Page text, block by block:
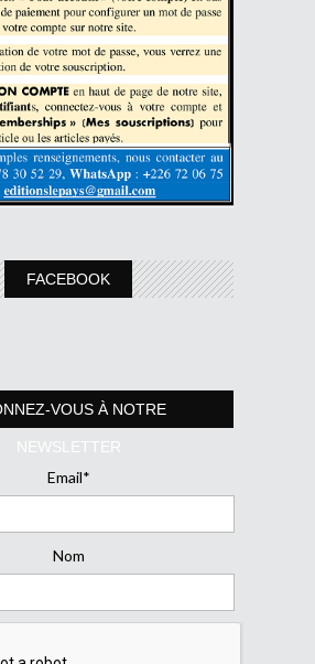
FACEBOOK
VOUS À NOTRE
NEWSLETTER
Email*
Nom